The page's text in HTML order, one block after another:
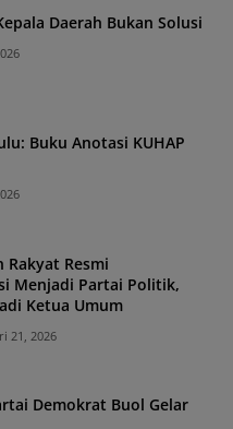
Daerah Bukan Solusi
Buku Anotasi KUHAP
Rakyat Resmi
Menjadi Partai Politik,
21, 2026
Demokrat Buol Gelar